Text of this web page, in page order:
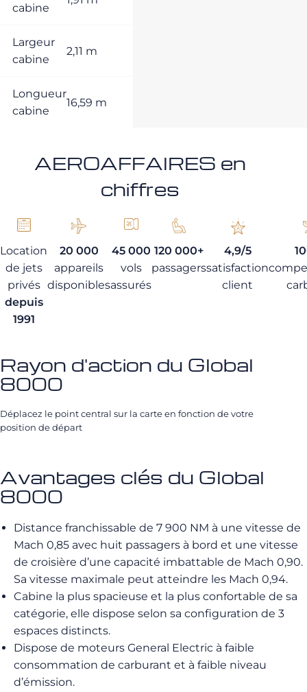
cabine
Largeur
cabine
2,11 m
Longueur
cabine
16,59 m
AEROAFFAIRES en
chiffres
Location
de jets
privés
depuis
1991
20 000
appareils
disponibles
45 000
vols
assurés
120 000+
passagers
4,9/5
satisfaction
client
Rayon d'action du Global
8000
Déplacez le point central sur la carte en fonction de votre
position de départ
Avantages clés du Global
8000
Distance franchissable de 7 900 NM à une vitesse de
Mach 0,85 avec huit passagers à bord et une vitesse
de croisière d’une capacité imbattable de Mach 0,90.
Sa vitesse maximale peut atteindre les Mach 0,94.
Cabine la plus spacieuse et la plus confortable de sa
catégorie, elle dispose selon sa configuration de 3
espaces distincts.
Dispose de moteurs General Electric à faible
consommation de carburant et à faible niveau
d’émission.